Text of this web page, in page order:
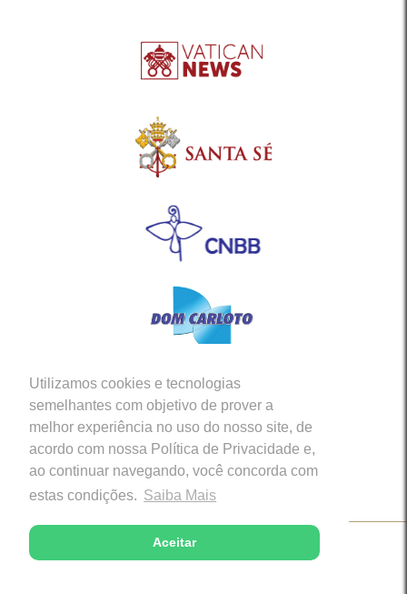
Utilizamos cookies e tecnologias
semelhantes com objetivo de prover a
melhor experiência no uso do nosso site, de
acordo com nossa Política de Privacidade e,
ao continuar navegando, você concorda com
estas condições. Saiba Mais
Aceitar
Siga-nos em nossas Redes Sociais
Copyright © 2026 - Diocese de Caratinga (MG)